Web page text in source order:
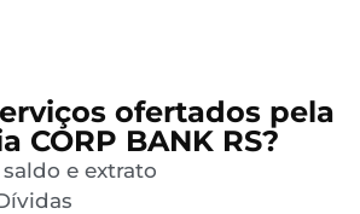
ofertados pela
CORP BANK RS?
e extrato